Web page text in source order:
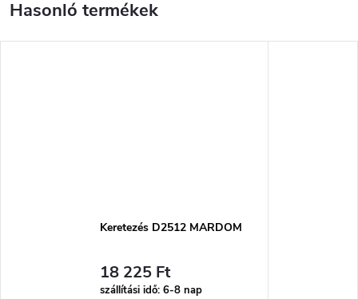
Keretezés D2512 MARDOM
18 225 Ft
szállítási idő: 6-8 nap